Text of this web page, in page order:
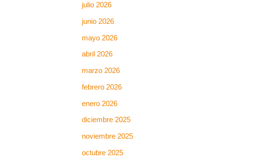
julio 2026
junio 2026
mayo 2026
abril 2026
marzo 2026
febrero 2026
enero 2026
diciembre 2025
noviembre 2025
octubre 2025